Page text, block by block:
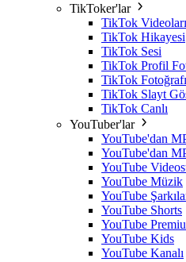
TikToker'lar
TikTok Videoları
TikTok Hikayesi
TikTok Sesi
TikTok Profil
TikTok Fotoğrafı
TikTok Slayt
TikTok Canlı
YouTuber'lar
YouTube'dan
YouTube'dan
YouTube
YouTube Müzik
YouTube
YouTube Shorts
YouTube
YouTube Kids
YouTube Kanalı